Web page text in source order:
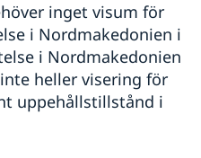
inget visum för
i Nordmakedonien i
i Nordmakedonien
heller visering för
uppehållstillstånd i